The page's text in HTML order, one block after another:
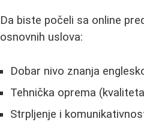
Da biste počeli sa online
osnovnih uslova:
Dobar nivo znanja
Tehnička oprema
Strpljenje i